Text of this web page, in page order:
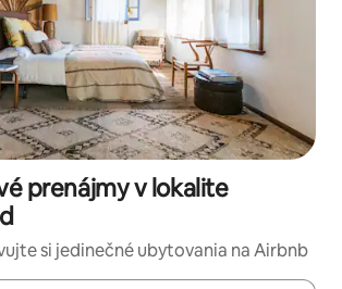
prenájmy v lokalite
si jedinečné ubytovania na Airbnb